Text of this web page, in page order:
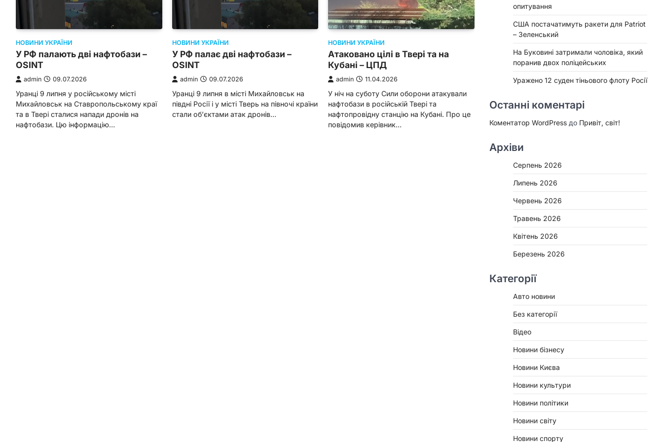
НОВИНИ УКРАЇНИ
У РФ палають дві нафтобази –
OSINT
admin 09.07.2026
Уранці 9 липня у російському місті
Михайловськ на Ставропольському краї
та в Твері сталися напади дронів на
нафтобази. Цю інформацію…
НОВИНИ УКРАЇНИ
У РФ палає дві нафтобази –
OSINT
admin 09.07.2026
Уранці 9 липня в місті Михайловськ на
півдні Росії і у місті Тверь на півночі країни
стали об’єктами атак дронів…
НОВИНИ УКРАЇНИ
Атаковано цілі в Твері та на
Кубані – ЦПД
admin 11.04.2026
У ніч на суботу Сили оборони атакували
нафтобази в російській Твері та
нафтопровідну станцію на Кубані. Про це
повідомив керівник…
опитування
США постачатимуть ракети для Patriot
– Зеленський
На Буковині затримали чоловіка, який
поранив двох поліцейських
Уражено 12 суден тіньового флоту Росії
Останні коментарі
Коментатор WordPress до Привіт, світ!
Архіви
Серпень 2026
Липень 2026
Червень 2026
Травень 2026
Квітень 2026
Березень 2026
Категорії
Авто новини
Без категорії
Відео
Новини бізнесу
Новини Києва
Новини культури
Новини політики
Новини світу
Новини спорту